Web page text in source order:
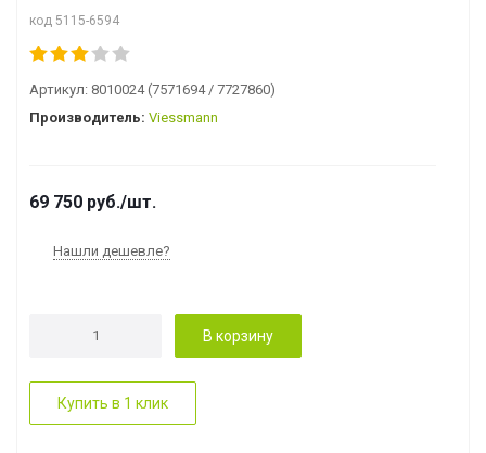
код 5115-6594
Артикул: 8010024 (7571694 / 7727860)
Производитель: Viessmann
69 750 руб./шт.
Нашли дешевле?
В корзину
Купить в 1 клик